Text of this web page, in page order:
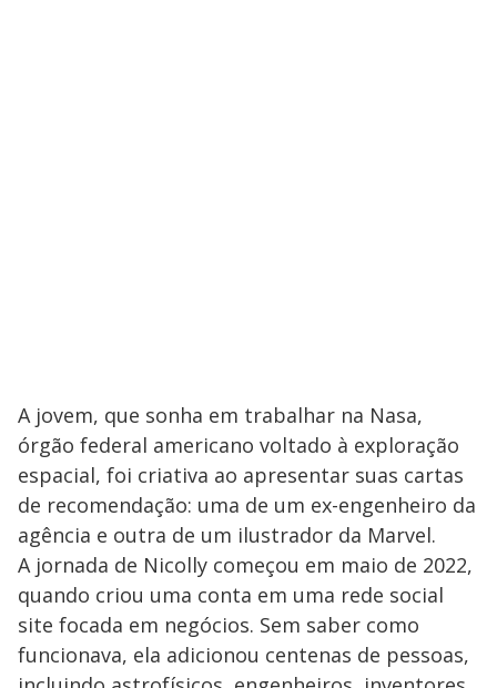
A jovem, que sonha em trabalhar na Nasa,
órgão federal americano voltado à exploração
espacial, foi criativa ao apresentar suas cartas
de recomendação: uma de um ex-engenheiro da
agência e outra de um ilustrador da Marvel.
A jornada de Nicolly começou em maio de 2022,
quando criou uma conta em uma rede social
site focada em negócios. Sem saber como
funcionava, ela adicionou centenas de pessoas,